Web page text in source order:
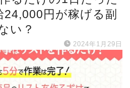
円が稼げる副
い？
2024年1月29日